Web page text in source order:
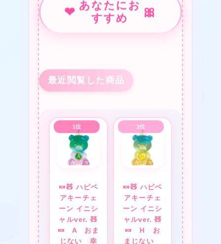
❤ あなたにお
すすめ
🎀
最近閲覧した商品
🍬🧸 ハピベ
アキーチェ
ーン イニシ
ャルver. 🧸
🍬 A おま
じない 幸
🍬🧸 ハピベ
アキーチェ
ーン イニシ
ャルver. 🧸
🍬 H お
まじない
★
★